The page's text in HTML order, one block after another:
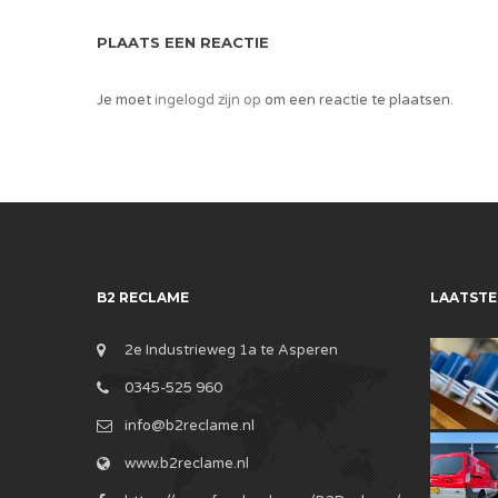
PLAATS EEN REACTIE
Je moetingelogd zijn op om een reactie te plaatsen.
B2 RECLAME
2e Industrieweg 1a te Asperen
0345-525 960
info@b2reclame.nl
www.b2reclame.nl